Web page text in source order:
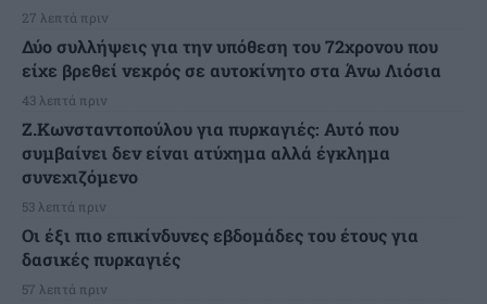
27 λεπτά πριν
Δύο συλλήψεις για την υπόθεση του 72χρονου που
είχε βρεθεί νεκρός σε αυτοκίνητο στα Άνω Λιόσια
43 λεπτά πριν
Ζ.Κωνσταντοπούλου για πυρκαγιές: Αυτό που
συμβαίνει δεν είναι ατύχημα αλλά έγκλημα
συνεχιζόμενο
53 λεπτά πριν
Οι έξι πιο επικίνδυνες εβδομάδες του έτους για
δασικές πυρκαγιές
57 λεπτά πριν